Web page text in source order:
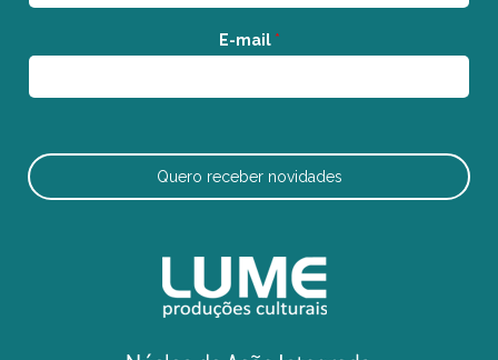
E-mail *
Quero receber novidades